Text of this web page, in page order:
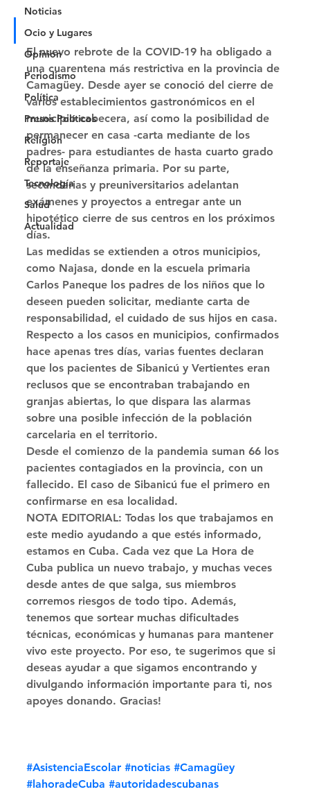
Noticias
Ocio y Lugares
Opinión
Periodismo
Política
Presos Políticos
Religión
Reportaje
Tecnología
Salud
Actualidad
El nuevo rebrote de la COVID-19 ha obligado a
una cuarentena más restrictiva en la provincia de
Camagüey. Desde ayer se conoció del cierre de
varios establecimientos gastronómicos en el
municipio cabecera, así como la posibilidad de
permanecer en casa -carta mediante de los
padres- para estudiantes de hasta cuarto grado
de la enseñanza primaria. Por su parte,
secundarias y preuniversitarios adelantan
exámenes y proyectos a entregar ante un
hipotético cierre de sus centros en los próximos
días.
Las medidas se extienden a otros municipios,
como Najasa, donde en la escuela primaria
Carlos Paneque los padres de los niños que lo
deseen pueden solicitar, mediante carta de
responsabilidad, el cuidado de sus hijos en casa.
Respecto a los casos en municipios, confirmados
hace apenas tres días, varias fuentes declaran
que los pacientes de Sibanicú y Vertientes eran
reclusos que se encontraban trabajando en
granjas abiertas, lo que dispara las alarmas
sobre una posible infección de la población
carcelaria en el territorio.
Desde el comienzo de la pandemia suman 66 los
pacientes contagiados en la provincia, con un
fallecido. El caso de Sibanicú fue el primero en
confirmarse en esa localidad.
NOTA EDITORIAL: Todas los que trabajamos en
este medio ayudando a que estés informado,
estamos en Cuba. Cada vez que La Hora de
Cuba publica un nuevo trabajo, y muchas veces
desde antes de que salga, sus miembros
corremos riesgos de todo tipo. Además,
tenemos que sortear muchas dificultades
técnicas, económicas y humanas para mantener
vivo este proyecto. Por eso, te sugerimos que si
deseas ayudar a que sigamos encontrando y
divulgando información importante para ti, nos
apoyes donando. Gracias!
#AsistenciaEscolar #noticias #Camagüey
#lahoradeCuba #autoridadescubanas